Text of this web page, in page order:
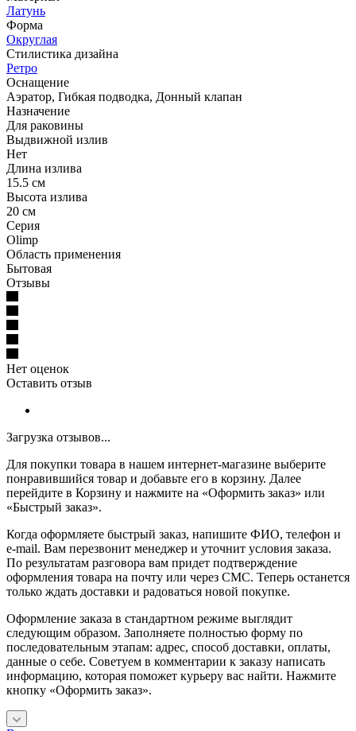
Латунь
Форма
Округлая
Стилистика дизайна
Ретро
Оснащение
Аэратор, Гибкая подводка, Донный клапан
Назначение
Для раковины
Выдвижной излив
Нет
Длина излива
15.5 см
Высота излива
20 см
Серия
Olimp
Область применения
Бытовая
Отзывы
Нет оценок
Оставить отзыв
Загрузка отзывов...
Для покупки товара в нашем интернет-магазине выберите
понравившийся товар и добавьте его в корзину. Далее
перейдите в Корзину и нажмите на «Оформить заказ» или
«Быстрый заказ».
Когда оформляете быстрый заказ, напишите ФИО, телефон и
e-mail. Вам перезвонит менеджер и уточнит условия заказа.
По результатам разговора вам придет подтверждение
оформления товара на почту или через СМС. Теперь останется
только ждать доставки и радоваться новой покупке.
Оформление заказа в стандартном режиме выглядит
следующим образом. Заполняете полностью форму по
последовательным этапам: адрес, способ доставки, оплаты,
данные о себе. Советуем в комментарии к заказу написать
информацию, которая поможет курьеру вас найти. Нажмите
кнопку «Оформить заказ».